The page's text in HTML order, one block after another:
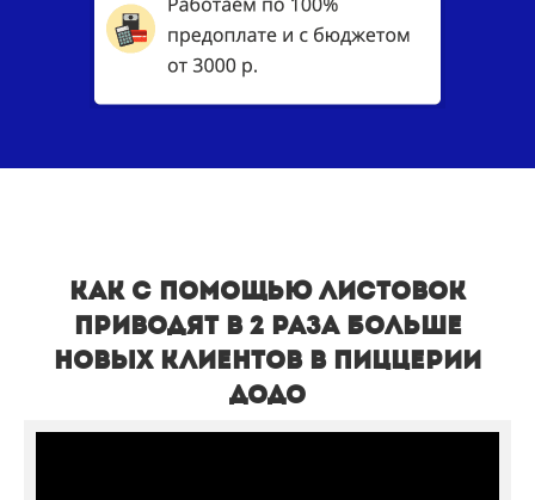
Как с помощью листовок
приводят в 2 раза больше
новых клиентов в пиццерии
Додо